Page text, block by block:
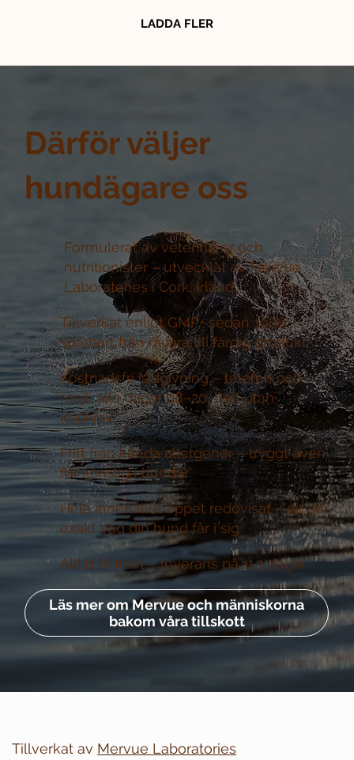
Därför väljer
hundägare oss
Formulerat av veterinärer och
nutritionister –utvecklat av Mervue
Laboratories i Cork, Irland
Tillverkat enligt GMP+ sedan 1986 –
spårbart från råvara till färdig produkt
Kostnadsfri rådgivning –telefon och
mejl, alla dagar 08–20, helt utan
köpkrav
Läs mer om Mervue och människorna
bakom våra tillskott
Fritt från kända allergener –tryggt även
för känsliga hundar
Hela innehållet öppet redovisat –du ser
exakt vad din hund får i sig
Alltid fri frakt –leverans på 1–3 dagar
LADDA FLER
Tillverkat av Mervue Laboratories